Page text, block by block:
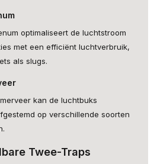
optimaliseert de luchtstroom
met een efficiënt luchtverbruik,
als slugs.
kan de luchtbuks
op verschillende soorten
Twee-Traps